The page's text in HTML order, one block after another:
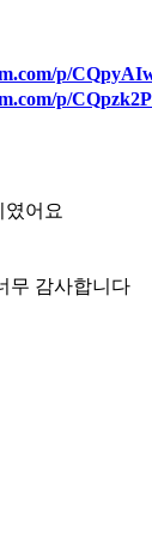
p/
p/
였어요
무 감사합니다